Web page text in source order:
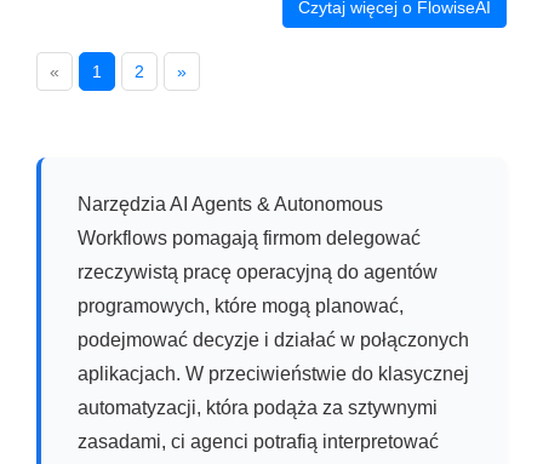
Czytaj więcej o FlowiseAI
« 1 2 »
Narzędzia AI Agents & Autonomous
Workflows pomagają firmom delegować
rzeczywistą pracę operacyjną do agentów
programowych, które mogą planować,
podejmować decyzje i działać w połączonych
aplikacjach. W przeciwieństwie do klasycznej
automatyzacji, która podąża za sztywnymi
zasadami, ci agenci potrafią interpretować